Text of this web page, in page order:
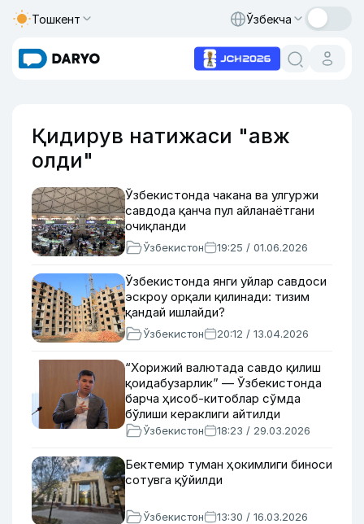
Тошкент Ўзбекча
Қидирув натижаси "авж
олди"
Ўзбекистонда чакана ва улгуржи
савдода қанча пул айланаётгани
очиқланди
Ўзбекистон 19:25 / 01.06.2026
Ўзбекистонда янги уйлар савдоси
эскроу орқали қилинади: тизим
қандай ишлайди?
Ўзбекистон 20:12 / 13.04.2026
“Хорижий валютада савдо қилиш
қоидабузарлик” — Ўзбекистонда
барча ҳисоб-китоблар сўмда
бўлиши кераклиги айтилди
Ўзбекистон 18:23 / 29.03.2026
Бектемир туман ҳокимлиги биноси
сотувга қўйилди
Ўзбекистон 13:30 / 16.03.2026